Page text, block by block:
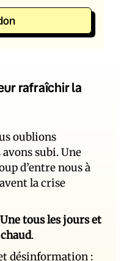
rafraîchir la
oublions
subi. Une
d’entre nous à
la crise
tous les jours et
.
désinformation :